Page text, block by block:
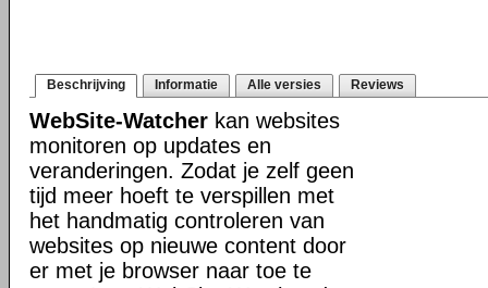
Beschrijving Informatie Alle versies Reviews
WebSite-Watcher kan websites
monitoren op updates en
veranderingen. Zodat je zelf geen
tijd meer hoeft te verspillen met
het handmatig controleren van
websites op nieuwe content door
er met je browser naar toe te